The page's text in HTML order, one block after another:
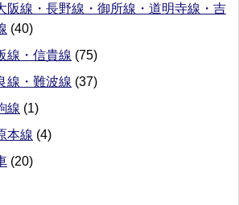
阪線・長野線・御所線・道明寺線・吉
(40)
線・信貴線 (75)
線・難波線 (37)
線 (1)
本線 (4)
(20)